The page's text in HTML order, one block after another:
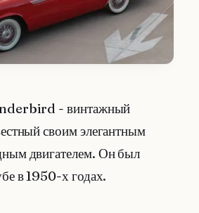
- винтажный
своим элегантным
двигателем. Он был
в 1950-х годах.